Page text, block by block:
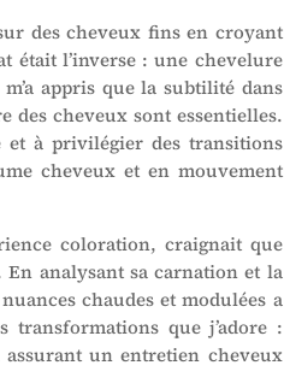
des cheveux fins en croyant
était l’inverse : une chevelure
appris que la subtilité dans
des cheveux sont essentielles.
et à privilégier des transitions
cheveux et en mouvement
coloration, craignait que
En analysant sa carnation et la
chaudes et modulées a
transformations que j’adore :
un entretien cheveux